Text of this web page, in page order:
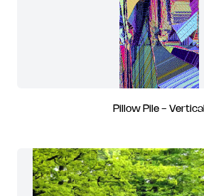
Pillow Pile - Vertical